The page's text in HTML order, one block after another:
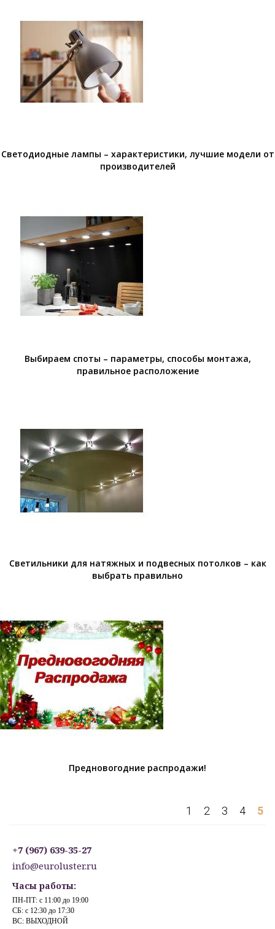
Светодиодные лампы – характеристики, лучшие модели от
производителей
Выбираем споты – параметры, способы монтажа,
правильное расположение
Светильники для натяжных и подвесных потолков – как
выбрать правильно
Предновогодние распродажи!
1 2 3 4 5
+7 (967) 639-35-27
info@euroluster.ru
Часы работы:
ПН-ПТ: с 11:00 до 19:00
СБ: с 12:30 до 17:30
ВС: ВЫХОДНОЙ